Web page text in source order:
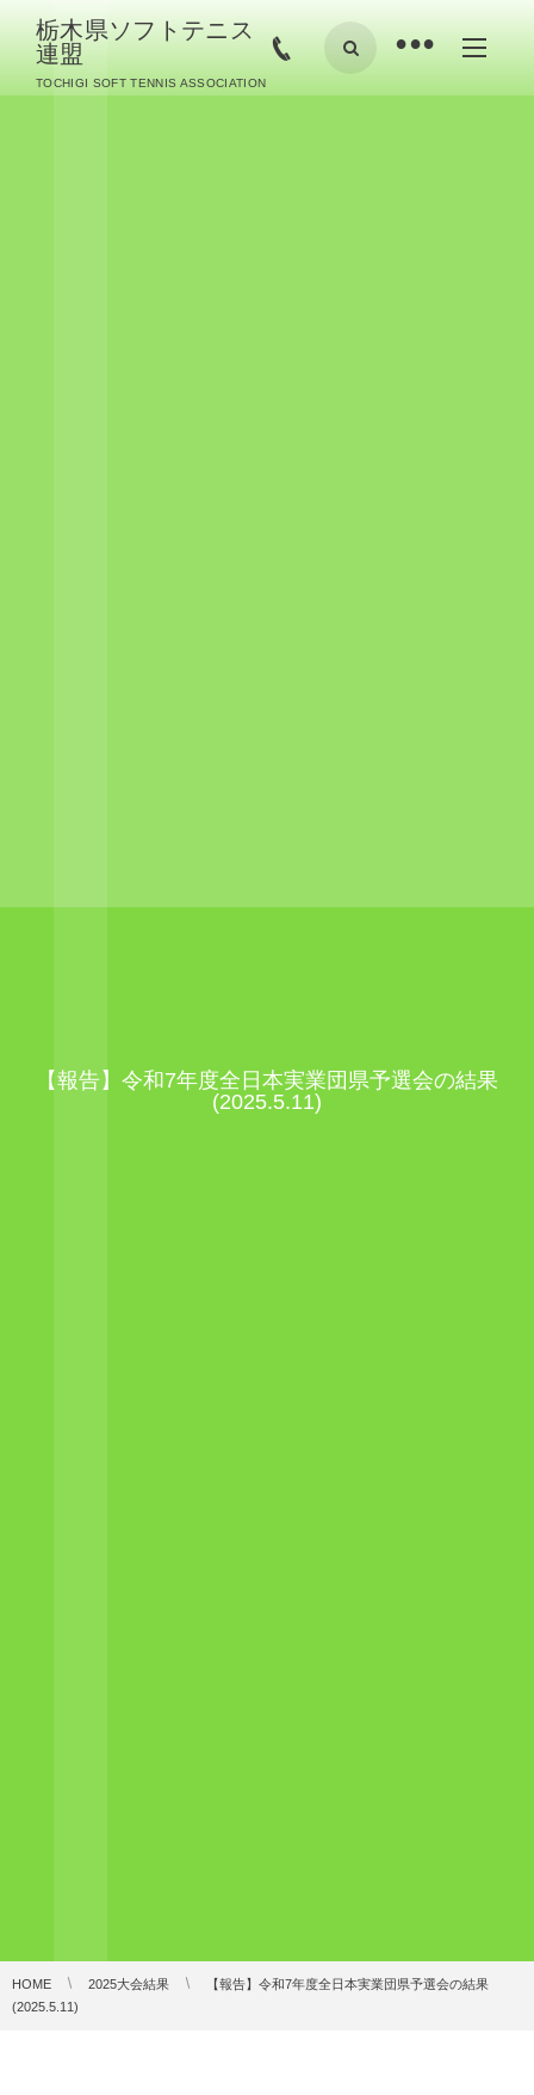
栃木県ソフトテニス
連盟
TOCHIGI SOFT TENNIS ASSOCIATION
•
【報告】令和7年度全日本実業団県予選会の結果
(2025.5.11)
HOME 2025大会結果
【報告】令和7年度全日本実業団県予選会の結果
(2025.5.11)